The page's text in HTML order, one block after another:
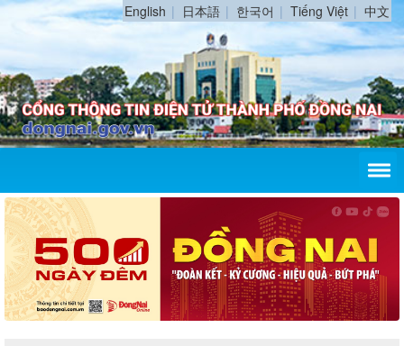
English 日本語 한국어 Tiếng Việt 中文